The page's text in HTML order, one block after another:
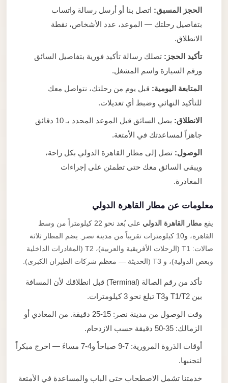
الحجز المسبق:اتصل بنا أو أرسل رسالة واتساب
بتفاصيل رحلتك — الموعد، عدد الأشخاص، نقطة
الانطلاق.
تأكيد الحجز:تصلك رسالة تأكيد فورية بتفاصيل السائق
ورقم السيارة واسم المشغل.
المتابعة اليومية:قبل يوم من رحلتك، نتواصل معك
للتأكيد النهائي وضبط أي تعديلات.
الانطلاق:
يصل السائق قبل الموعد المحدد بـ 10 دقائق
جاهزاً لمساعدتك في الأمتعة.
الوصول:تصل إلى مطار القاهرة الدولي بكل راحة،
ويبقى السائق معك حتى تطمئن على إجراءات
المغادرة.
معلومات عن مطار القاهرة الدولي
يقعمطار القاهرة الدولي
على بُعد نحو 22 كيلومتراً من وسط
القاهرة، و10 كيلومترات تقريباً من مدينة نصر. يضم المطار ثلاثة
صالات: T1 (الرحلات الأفريقية والعربية)، T2 (المغادرات الداخلية
وبعض الدولية)، و T3 (الحديثة — معظم شركات الطيران الكبرى).
تأكد من رقم الصالة (Terminal) قبل انطلاقك لأن المسافة
بين T1/T2 وT3 تبلغ نحو 3 كيلومترات.
وقت الوصول من مدينة نصر: 15-25 دقيقة. من المعادي أو
الزمالك: 35-50 دقيقة حسب الازدحام.
أوقات الذروة المرورية: 7-9 صباحاً و4-7 مساءً — اخرج مبكراً
لتجنبها.
خدمتنا تشمل الاصطحاب حتى الباب والمساعدة في الأمتعة